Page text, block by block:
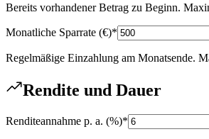
Bereits vorhandener Betrag zu Beginn.
Monatliche Sparrate (€)*
Regelmäßige Einzahlung am Monatsende.
Rendite und Dauer
Renditeannahme p. a. (%)*